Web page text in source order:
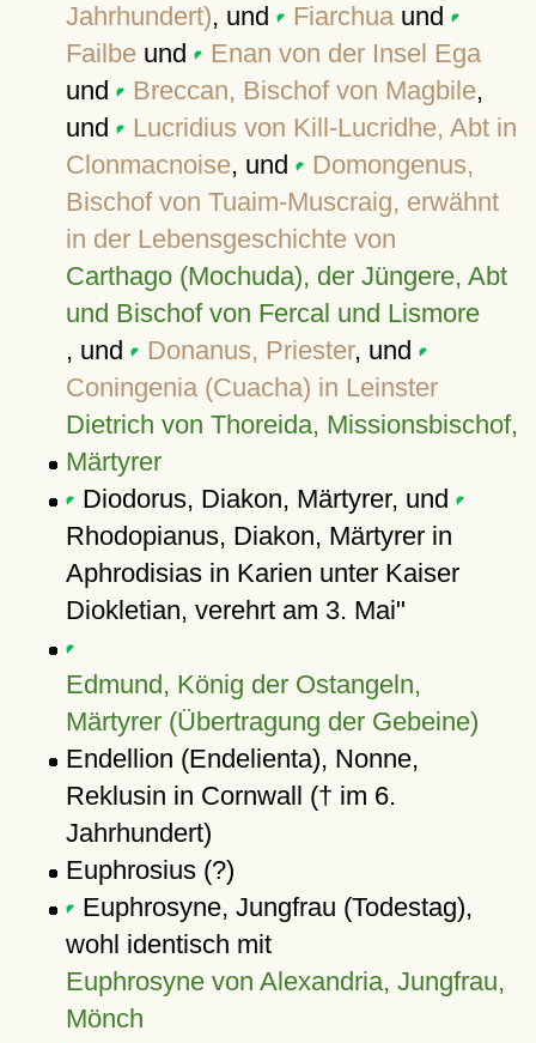
Jahrhundert), und Fiarchuaund
Failbeund
Enan von der Insel Ega
und
Breccan, Bischof von Magbile,
und
Lucridius von Kill-Lucridhe, Abt in
Clonmacnoise, und
Domongenus,
Bischof von Tuaim-Muscraig, erwähnt
in der Lebensgeschichte von
Carthago (Mochuda), der Jüngere, Abt
und Bischof von Fercal und Lismore
, und
Donanus, Priester, und
Coningenia (Cuacha) in Leinster
Dietrich von Thoreida, Missionsbischof,
Märtyrer
Diodorus, Diakon, Märtyrer, und
Rhodopianus, Diakon, Märtyrer in
Aphrodisias in Karien unter Kaiser
Diokletian, verehrt am 3. Mai"
Edmund, König der Ostangeln,
Märtyrer (Übertragung der Gebeine)
Endellion (Endelienta), Nonne,
Reklusin in Cornwall († im 6.
Jahrhundert)
Euphrosius (?)
Euphrosyne, Jungfrau (Todestag),
wohl identisch mit
Euphrosyne von Alexandria, Jungfrau,
Mönch